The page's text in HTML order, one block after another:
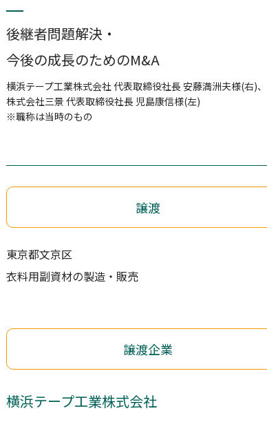
後継者問題解決・
今後の成長のためのM&A
横浜テープ工業株式会社 代表取締役社長 安藤満洲夫様(右)、
株式会社三景 代表取締役社長 児島康信様(左)
※職称は当時のもの
譲渡
東京都文京区
衣料用副資材の製造・販売
譲渡企業
横浜テープ工業株式会社